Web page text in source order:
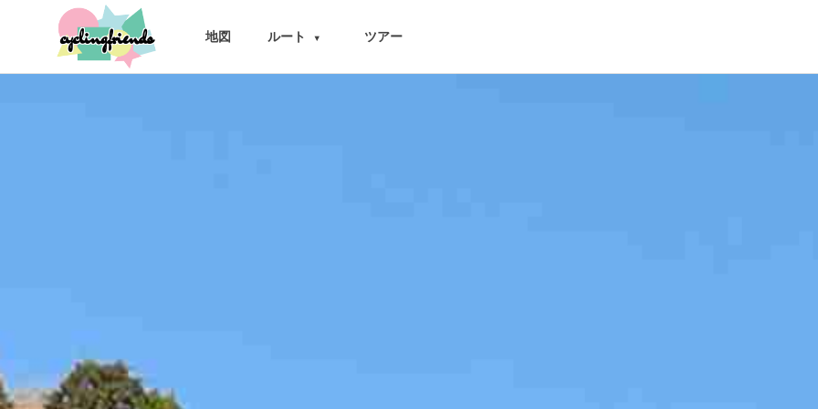
cyclingfriends 地図 ルート ▾ ツアー